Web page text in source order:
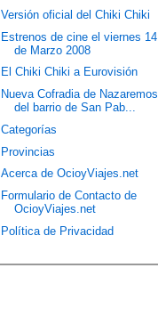
Versión oficial del Chiki Chiki
Estrenos de cine el viernes 14
de Marzo 2008
El Chiki Chiki a Eurovisión
Nueva Cofradia de Nazaremos
del barrio de San Pab...
Categorías
Provincias
Acerca de OcioyViajes.net
Formulario de Contacto de
OcioyViajes.net
Política de Privacidad